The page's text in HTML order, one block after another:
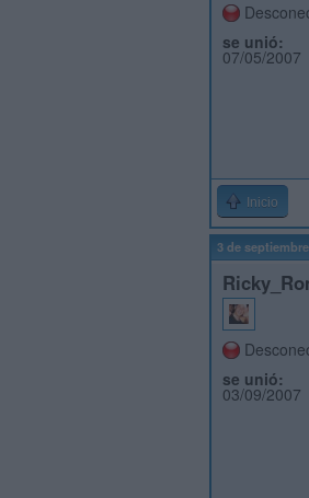
se unió:
07/05/2007
Inicio
3 de
se unió:
03/09/2007